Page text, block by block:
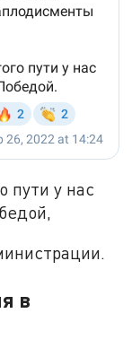
пути у нас
в